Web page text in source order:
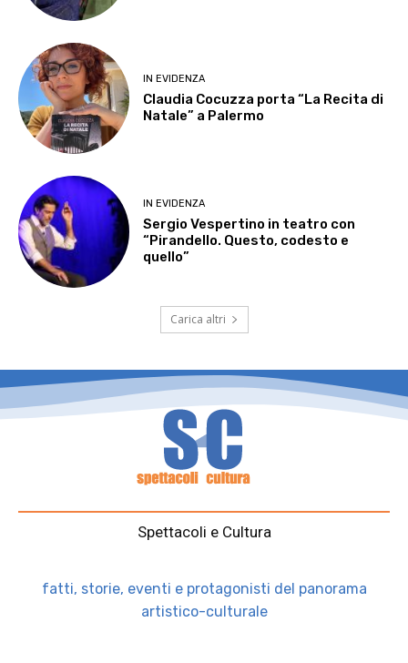
IN EVIDENZA
Claudia Cocuzza porta “La Recita di
Natale” a Palermo
IN EVIDENZA
Sergio Vespertino in teatro con
“Pirandello. Questo, codesto e
quello”
Carica altri
Spettacoli e Cultura
fatti, storie, eventi e protagonisti del panorama
artistico-culturale